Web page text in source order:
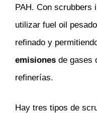
PAH. Con scrubbers
utilizar fuel oil
refinado y
emisiones de gases
refinerías.
Hay tres tipos de